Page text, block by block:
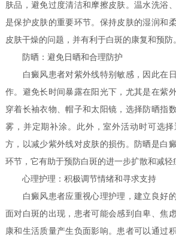
肤品，避免过度清洁和摩擦皮肤。温水洗浴
是保护皮肤的重要环节。保持皮肤的湿润和
皮肤干燥的问题，并有利于白斑的康复和预防
防晒：避免日晒和合理防护
白癜风患者对紫外线特别敏感，因此在日
作。避免长时间暴露在阳光下，尤其是在紫
穿着长袖衣物、帽子和太阳镜，选择防晒指
雾，并定期补涂。此外，室外活动时可选
方，以减少紫外线对皮肤的损伤。防晒是白
环节，它有助于预防白斑的进一步扩散和减轻
心理护理：积极调节情绪和寻求支持
白癜风患者应重视心理护理，建立良好的
面对白斑的出现，患者可能会感到自卑、焦
康和生活质量产生负面影响。患者可以通过